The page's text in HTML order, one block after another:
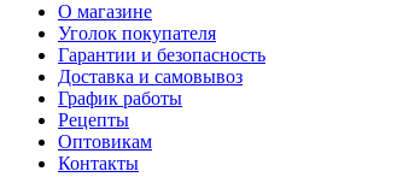
О магазине
Уголок покупателя
Гарантии и безопасность
Доставка и самовывоз
График работы
Рецепты
Оптовикам
Контакты